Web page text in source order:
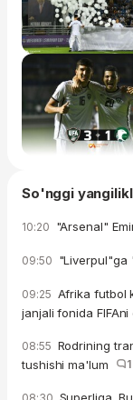
So'nggi
10:20 "Arsenal"
09:50 "Liverpul"ga
09:25 Afrika futbol
janjali fonida
08:55 Rodrining
tushishi ma'lum
1
Superliga.